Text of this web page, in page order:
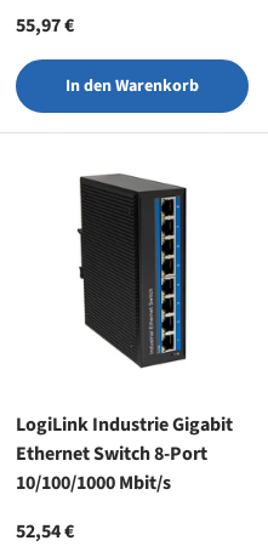
Normaler Preis
55,97 €
In den Warenkorb
LogiLink Industrie Gigabit
Ethernet Switch 8-Port
10/100/1000 Mbit/s
Normaler Preis
52,54 €